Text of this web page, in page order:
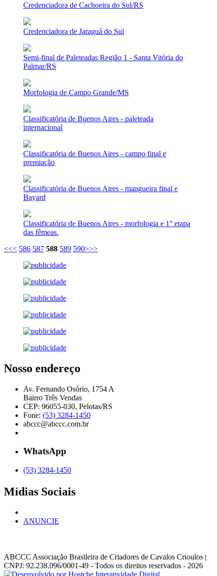
Credenciadora de Cachoeira do Sul/RS
Credenciadora de Jaraguá do Sul
Semi-final de Paleteadas Região 1 - Santa Vitória do
Palmar/RS
Morfologia de Campo Grande/MS
Classificatória de Buenos Aires - paleteada
internacional
Classificatória de Buenos Aires - campo final e
premiação
Classificatória de Buenos Aires - mangueira final e
Bayard
Classificatória de Buenos Aires - morfologia e 1° etapa
das fêmeas.
<<< 586 587 588 589 590>>>
Nosso endereço
Av. Fernando Osório, 1754 A
Bairro Três Vendas
CEP: 96055-030, Pelotas/RS
Fone: (53) 3284-1450
abccc@abccc.com.br
WhatsApp
(53) 3284-1450
Mídias Sociais
ANUNCIE
ABCCC Associação Brasileira de Criadores de Cavalos Crioulos |
CNPJ: 92.238.096/0001-49 - Todos os direitos reservados - 2026